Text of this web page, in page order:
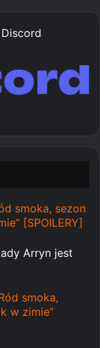
smoka, sezon
[SPOILERY]
Arryn jest
smoka,
w zimie”